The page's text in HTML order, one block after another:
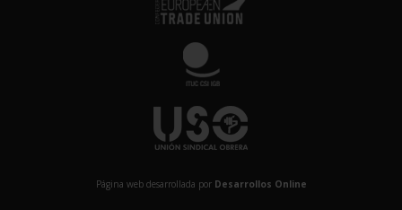
Página web desarrollada por Desarrollos Online